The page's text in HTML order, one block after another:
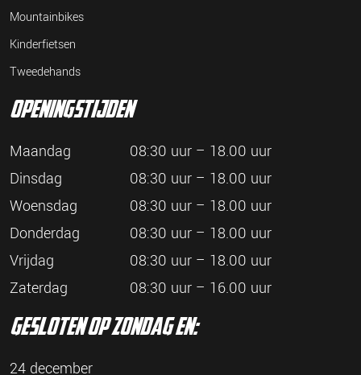
Mountainbikes
Kinderfietsen
Tweedehands
openingstijden
Maandag
08:30 uur – 18.00 uur
Dinsdag
08:30 uur – 18.00 uur
Woensdag
08:30 uur – 18.00 uur
Donderdag
08:30 uur – 18.00 uur
Vrijdag
08:30 uur – 18.00 uur
Zaterdag
08:30 uur – 16.00 uur
gesloten op zondag en:
24 december